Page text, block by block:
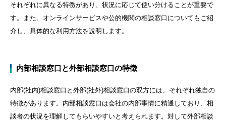
それぞれに異なる特徴があり、状況に応じて使い分けることが重要で
す。また、オンラインサービスや公的機関の相談窓口についてもご紹
介し、具体的な利用方法を説明します。
内部相談窓口と外部相談窓口の特徴
内部(社内)相談窓口と外部(社外)相談窓口の双方には、それぞれ独自の
特徴があります。内部相談窓口は会社の内部事情に精通しており、相
談者の状況を理解してもらいやすいと考えられます。対して外部相談